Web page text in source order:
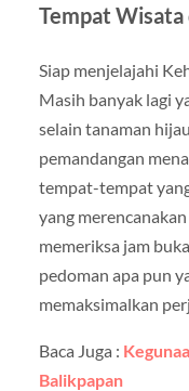
Tempat Wisata
Siap menjelajahi
Masih banyak lagi
selain tanaman
pemandangan
tempat-tempat
yang
memeriksa jam
pedoman apa pun
memaksimalkan
Baca Juga :
Balikpapan